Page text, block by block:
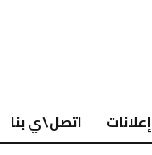
إعلانات اتصل\ي بنا